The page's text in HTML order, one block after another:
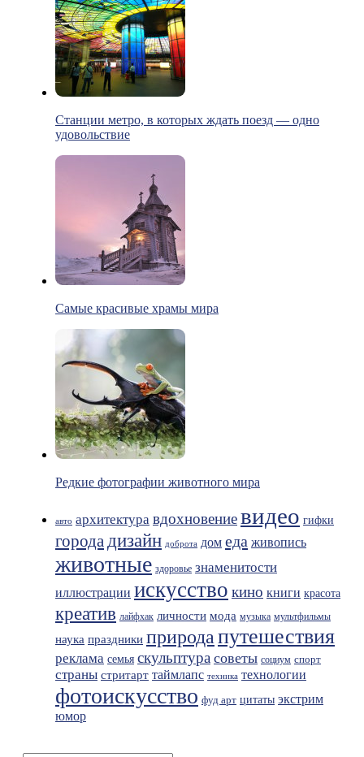
Станции метро, в которых ждать поезд — одно
удовольствие
Самые красивые храмы мира
Редкие фотографии животного мира
авто архитектура вдохновениевидео гифки
городадизайн доброта дом еда живопись
животные здоровье знаменитости
иллюстрации искусство кино книги красота
креатив лайфхак личности мода музыка мультфильмы
наука праздники природапутешествия
реклама семья скульптура советы социум спорт
страны стритарт таймлапс техника технологии
фотоискусство фуд арт цитаты экстрим
юмор